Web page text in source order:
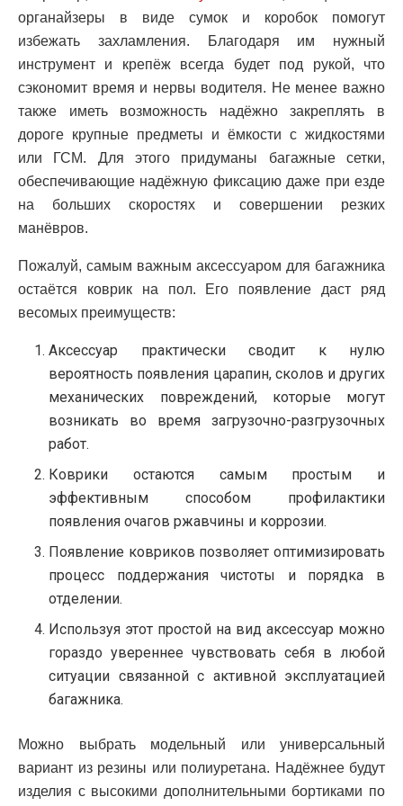
органайзеры в виде сумок и коробок помогут
избежать захламления. Благодаря им нужный
инструмент и крепёж всегда будет под рукой, что
сэкономит время и нервы водителя. Не менее важно
также иметь возможность надёжно закреплять в
дороге крупные предметы и ёмкости с жидкостями
или ГСМ. Для этого придуманы багажные сетки,
обеспечивающие надёжную фиксацию даже при езде
на больших скоростях и совершении резких
манёвров.
Пожалуй, самым важным аксессуаром для багажника
остаётся коврик на пол. Его появление даст ряд
весомых преимуществ:
Аксессуар практически сводит к нулю
вероятность появления царапин, сколов и других
механических повреждений, которые могут
возникать во время загрузочно-разгрузочных
работ.
Коврики остаются самым простым и
эффективным способом профилактики
появления очагов ржавчины и коррозии.
Появление ковриков позволяет оптимизировать
процесс поддержания чистоты и порядка в
отделении.
Используя этот простой на вид аксессуар можно
гораздо увереннее чувствовать себя в любой
ситуации связанной с активной эксплуатацией
багажника.
Можно выбрать модельный или универсальный
вариант из резины или полиуретана. Надёжнее будут
изделия с высокими дополнительными бортиками по